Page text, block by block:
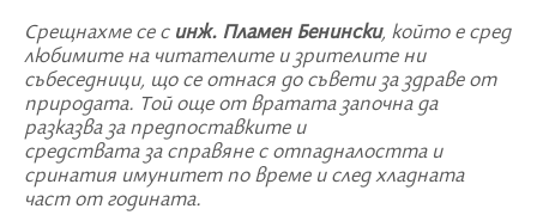
Срещнахме се с инж. Пламен Бенински, който е сред
любимите на читателите и зрителите ни
събеседници, що се отнася до съвети за здраве от
природата. Той още от вратата започна да
разказва за предпоставките и
средствата за справяне с отпадналостта и
сринатия имунитет по време и след хладната
част от годината.